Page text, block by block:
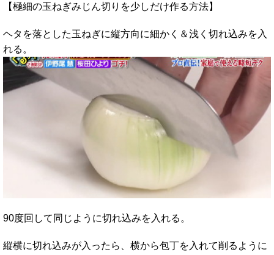
【極細の玉ねぎみじん切りを少しだけ作る方法】
ヘタを落とした玉ねぎに縦方向に細かく＆浅く切れ込みを入
れる。
90度回して同じように切れ込みを入れる。
縦横に切れ込みが入ったら、横から包丁を入れて削るように